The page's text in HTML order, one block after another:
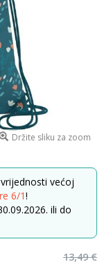
Držite sliku za zoom
većoj
6/1!
ili do
13,49 €